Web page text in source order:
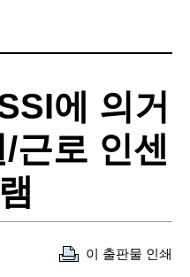
에 의거
근로 인센
이 출판물 인쇄